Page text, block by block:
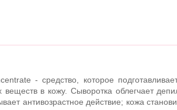
- средство, которое
веществ в кожу. Сыворотка облегчает
антивозрастное действие; кожа